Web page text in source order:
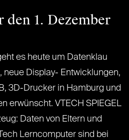
den 1. Dezember
es heute um Datenklau
neue Display- Entwicklungen,
3D-Drucker in Hamburg und
erwünscht. VTECH SPIEGEL
Daten von Eltern und
Lerncomputer sind bei